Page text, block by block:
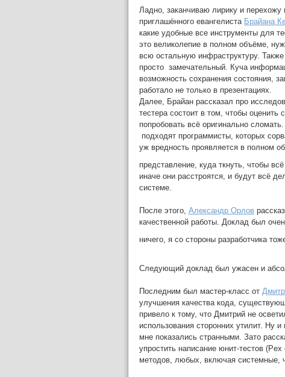
Ладно, заканчиваю лирику и
приглашённого евангелиста Брайана
какие удобные все инструменты для
это великолепие в полном объёме,
всю остальную инфраструктуру.
просто замечательный. Куча
возможность сохранения состояния,
работало не только в презентациях.
Далее, Брайан рассказал про
тестера состоит в том, чтобы оценить
попробовать всё оригинально
подходят программисты, которых
уж вредность проявляется в полном
представление, куда ткнуть, чтобы
иначе они расстроятся, и будут всё
системе.
После этого, Александр Орлов
качественной работы. Доклад был
ничего, я со стороны разработчика
Следующий доклад был ужасен и
Последним был мастер-класс от
улучшения качества кода,
привело к тому, что Дмитрий не
использования сторонних утилит. Ну
мне показались странными. Зато
упростить написание юнит-тестов
методов, любых, включая системные,